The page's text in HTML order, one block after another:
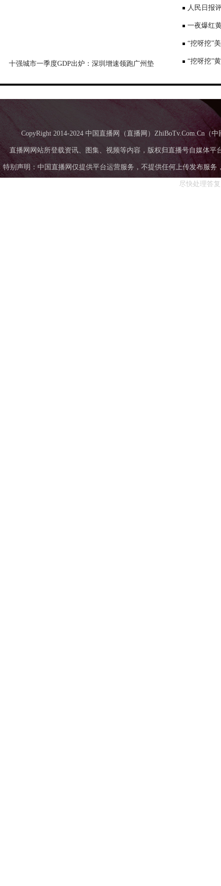
十强城市一季度GDP出炉：深圳增速领跑广州垫
国台办回应
人民日报
一夜爆红
师：或涉嫌
“挖呀挖”
“挖呀挖”
CopyRight 2014-2024 中国直播网（直播网）ZhiBoTv.Com.Cn（
直播网网站所登载资讯、图集、视频等内容，版权归直播号自媒体
特别声明：中国直播网仅提供平台运营服务，不提供任何上传发布服务
尽快处理答